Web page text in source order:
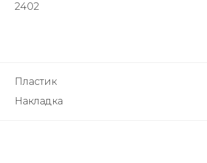
2402
Пластик
Накладка